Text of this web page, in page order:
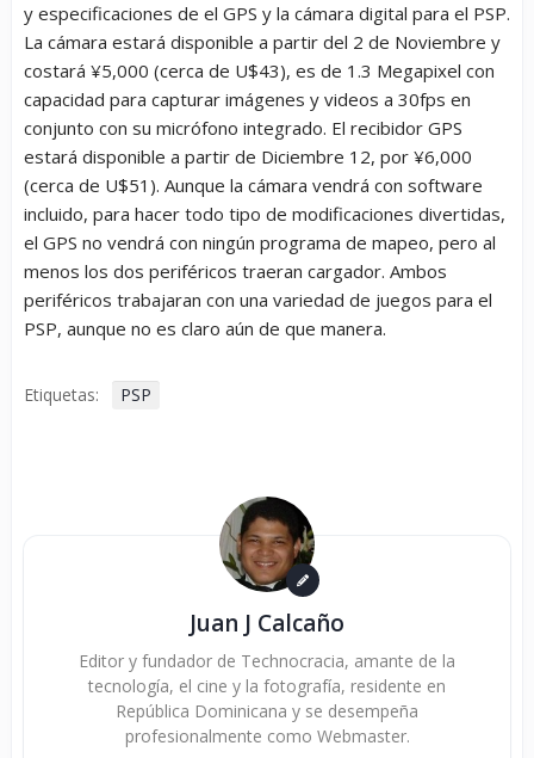
y especificaciones de el GPS y la cámara digital para el PSP.
La cámara estará disponible a partir del 2 de Noviembre y
costará ¥5,000 (cerca de U$43), es de 1.3 Megapixel con
capacidad para capturar imágenes y videos a 30fps en
conjunto con su micrófono integrado. El recibidor GPS
estará disponible a partir de Diciembre 12, por ¥6,000
(cerca de U$51). Aunque la cámara vendrá con software
incluido, para hacer todo tipo de modificaciones divertidas,
el GPS no vendrá con ningún programa de mapeo, pero al
menos los dos periféricos traeran cargador. Ambos
periféricos trabajaran con una variedad de juegos para el
PSP, aunque no es claro aún de que manera.
Etiquetas: PSP
Juan J Calcaño
Editor y fundador de Technocracia, amante de la
tecnología, el cine y la fotografía, residente en
República Dominicana y se desempeña
profesionalmente como Webmaster.